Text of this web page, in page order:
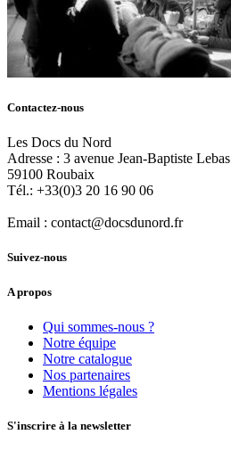
Contactez-nous
Les Docs du Nord
Adresse : 3 avenue Jean-Baptiste Lebas
59100 Roubaix
Tél.: +33(0)3 20 16 90 06
Email : contact@docsdunord.fr
Suivez-nous
A propos
Qui sommes-nous ?
Notre équipe
Notre catalogue
Nos partenaires
Mentions légales
S'inscrire à la newsletter